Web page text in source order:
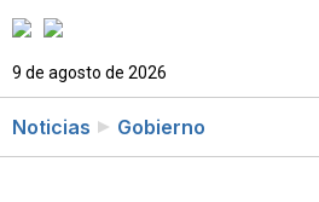
9 de agosto de 2026
Noticias Gobierno